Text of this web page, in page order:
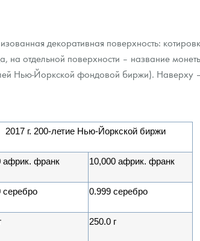
декоративная поверхность:
на отдельной поверхности – название
Нью-Йоркской фондовой биржи). Наверху
2017 г. 200-летие Нью-Йоркской биржи
африк. франк 10,000 африк. франк
серебро 0.999 серебро
250.0 г